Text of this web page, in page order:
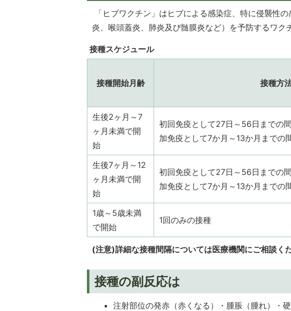
「ヒブワクチン」はヒブによる感染症、特に侵襲性
炎、喉頭蓋炎、肺炎及び髄膜炎など）を予防するワク
接種スケジュール
接種開始月齢 接種方
生後2ヶ月～7
ヶ月未満で開
始
初回免疫として27日～56日までの
加免疫として7か月～13か月までの
生後7ヶ月～12
ヶ月未満で開
始
初回免疫として27日～56日までの
加免疫として7か月～13か月までの
1歳～5歳未満
で開始
1回のみの接種
(注意)詳細な接種間隔については医療機関にご相談くだ
接種の副反応は
注射部位の発赤（赤くなる）・腫脹（腫れ）・